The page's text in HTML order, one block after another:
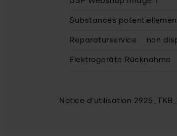
Substances
Reparaturservice non
Elektrogeräte Rücknahme
Notice d'utilisation